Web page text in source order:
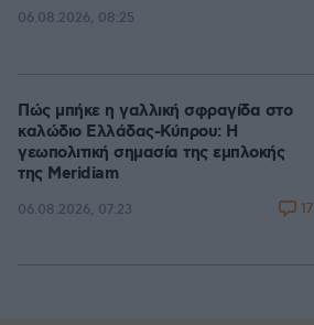
06.08.2026, 08:25
Πώς μπήκε η γαλλική σφραγίδα στο
καλώδιο Ελλάδας-Κύπρου: Η
γεωπολιτική σημασία της εμπλοκής
της Meridiam
06.08.2026, 07:23 17